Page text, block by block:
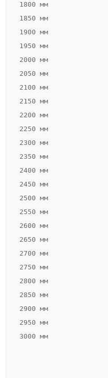
1800 мм
1850 мм
1900 мм
1950 мм
2000 мм
2050 мм
2100 мм
2150 мм
2200 мм
2250 мм
2300 мм
2350 мм
2400 мм
2450 мм
2500 мм
2550 мм
2600 мм
2650 мм
2700 мм
2750 мм
2800 мм
2850 мм
2900 мм
2950 мм
3000 мм